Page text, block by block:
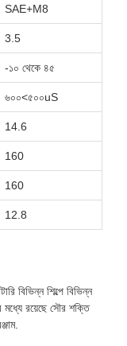
SAE+M8
3.5
-১০ থেকে ৪৫
৬০০<৫০০uS
14.6
160
160
12.8
শিল্পে বিভিন্ন
মধ্যে রয়েছে সৌর শক্তি